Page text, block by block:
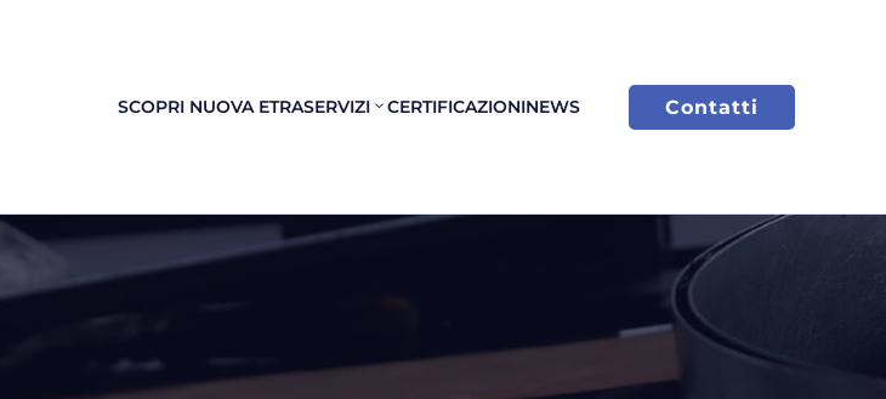
SCOPRI NUOVA ETRASERVIZI CERTIFICAZIONINEWS Contatti